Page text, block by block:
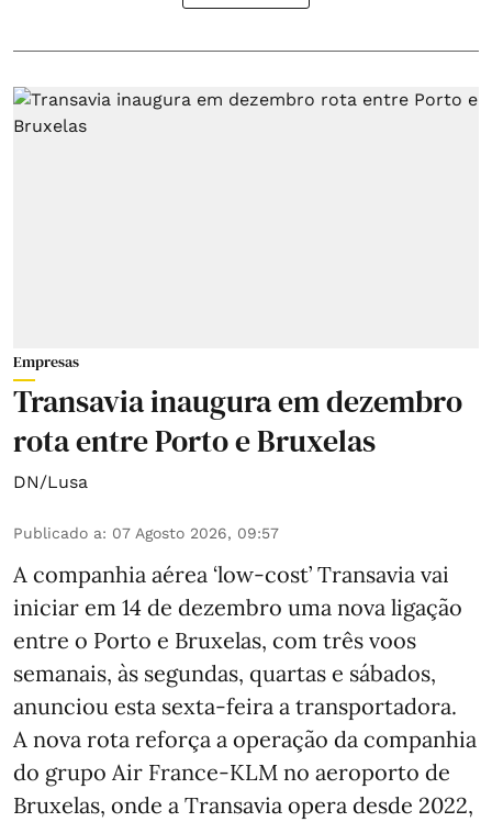
Empresas
Transavia inaugura em dezembro
rota entre Porto e Bruxelas
DN/Lusa
Publicado a: 07 Agosto 2026, 09:57
A companhia aérea ‘low-cost’ Transavia vai
iniciar em 14 de dezembro uma nova ligação
entre o Porto e Bruxelas, com três voos
semanais, às segundas, quartas e sábados,
anunciou esta sexta-feira a transportadora.
A nova rota reforça a operação da companhia
do grupo Air France-KLM no aeroporto de
Bruxelas, onde a Transavia opera desde 2022,